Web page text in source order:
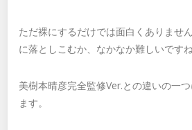
ただ裸にするだけでは面白くありませ
に落としこむか、なかなか難しいですね
美樹本晴彦完全監修Ver.との違いの一
ます。